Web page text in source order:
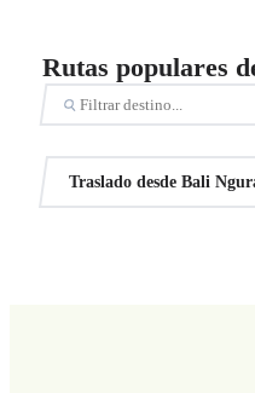
Rutas populares
Traslado desde Bali